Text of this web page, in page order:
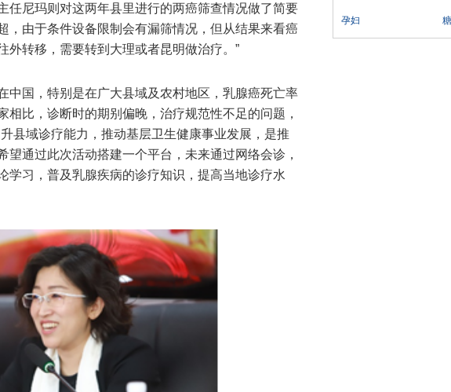
任尼玛则对这两年县里进行的两癌筛查情况做了简要
，由于条件设备限制会有漏筛情况，但从结果来看癌
外转移，需要转到大理或者昆明做治疗。”
中国，特别是在广大县域及农村地区，乳腺癌死亡率
比，诊断时的期别偏晚，治疗规范性不足的问题，
县域诊疗能力，推动基层卫生健康事业发展，是推
通过此次活动搭建一个平台，未来通过网络会诊，
学习，普及乳腺疾病的诊疗知识，提高当地诊疗水
孕妇